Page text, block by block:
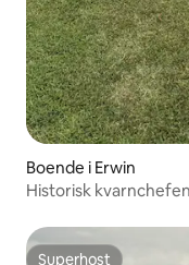
Boende i Erwin
Historisk
Superhost